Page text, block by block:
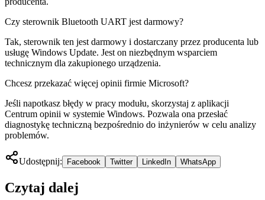
Czy sterownik Bluetooth UART jest darmowy?
Tak, sterownik ten jest darmowy i dostarczany przez producenta lub
usługę Windows Update. Jest on niezbędnym wsparciem
technicznym dla zakupionego urządzenia.
Chcesz przekazać więcej opinii firmie Microsoft?
Jeśli napotkasz błędy w pracy modułu, skorzystaj z aplikacji
Centrum opinii w systemie Windows. Pozwala ona przesłać
diagnostykę techniczną bezpośrednio do inżynierów w celu analizy
problemów.
Udostępnij: Facebook Twitter LinkedIn WhatsApp
Czytaj dalej